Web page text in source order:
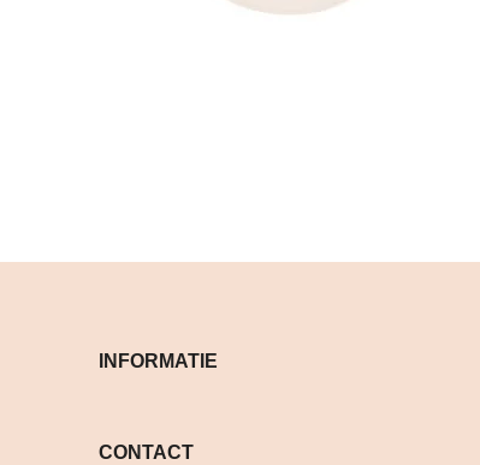
INFORMATIE
CONTACT Volg je